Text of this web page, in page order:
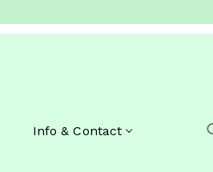
Info & Contact